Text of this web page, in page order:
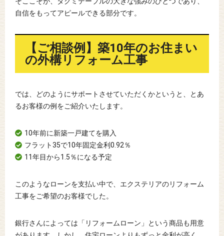
自信をもってアピールできる部分です。
【ご相談例】築10年のお住まい
の外構リフォーム工事
では、どのようにサポートさせていただくかというと、とあ
るお客様の例をご紹介いたします。
10年前に新築一戸建てを購入
フラット35で10年固定金利0.92％
11年目から1.5％になる予定
このようなローンを支払い中で、エクステリアのリフォーム
工事をご希望のお客様でした。
銀行さんによっては「リフォームローン」という商品も用意